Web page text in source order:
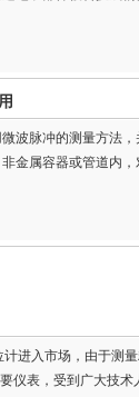
波脉冲的测量方法
金属容器或管道内
进入市场，由于测
仪表，受到广大技术